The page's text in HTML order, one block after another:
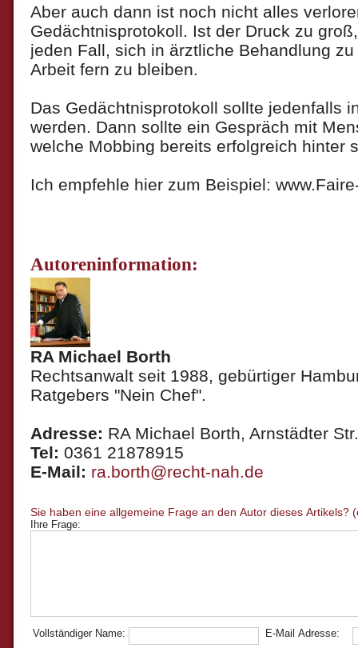
Aber auch dann ist noch nicht alles
Gedächtnisprotokoll. Ist der Druck zu
jeden Fall, sich in ärztliche Behandlung
Arbeit fern zu bleiben.
Das Gedächtnisprotokoll sollte jedenfalls
werden. Dann sollte ein Gespräch mit
welche Mobbing bereits erfolgreich hinter
Ich empfehle hier zum Beispiel:
Autoreninformation:
RA Michael Borth
Rechtsanwalt seit 1988, gebürtiger
Ratgebers "Nein Chef".
Adresse: RA Michael Borth, Arnstädter
Tel: 0361 21878915
E-Mail: ra.borth@recht-nah.de
Ihre Frage:
Vollständiger Name: E-Mail Adresse: